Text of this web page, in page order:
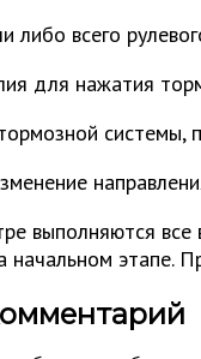
либо всего
для нажатия
выполняются
начальном этапе.